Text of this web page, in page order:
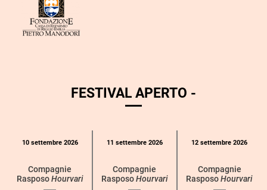
FESTIVAL APERTO -
categoria
10 settembre 2026
Compagnie
RasposoHourvari
11 settembre 2026
Compagnie
RasposoHourvari
12 settembre 2026
Compagnie
RasposoHourvari